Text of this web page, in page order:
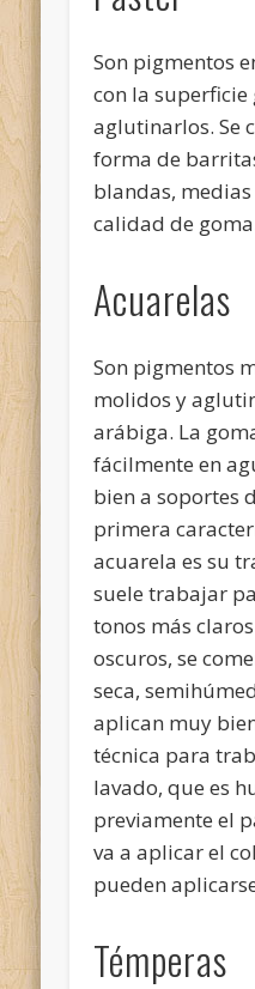
Son pigmentos
con la
aglutinarlos. Se
forma de
blandas,
calidad de
Acuarelas
Son pigmentos
molidos y
arábiga. La
fácilmente en
bien a soportes
primera
acuarela es su
suele trabajar
tonos más
oscuros, se
seca,
aplican muy
técnica para
lavado, que es
previamente el
va a aplicar el
pueden
Témperas